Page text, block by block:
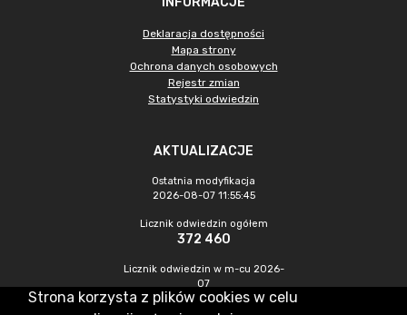
Deklaracja dostępności
Mapa strony
Ochrona danych osobowych
Rejestr zmian
Statystyki odwiedzin
AKTUALIZACJE
Ostatnia modyfikacja
2026-08-07 11:55:45
Licznik odwiedzin ogółem
372 460
Licznik odwiedzin w m-cu 2026-
07
1 164
Strona korzysta z plików cookies w celu